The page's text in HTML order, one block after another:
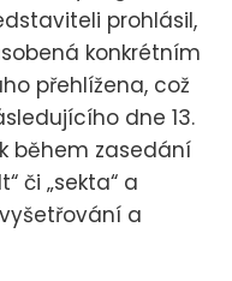
prohlásil,
konkrétním
přehlížena, což
dne 13.
během zasedání
či „sekta“ a
a